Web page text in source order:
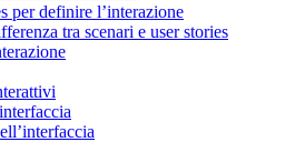
per definire l’interazione
tra scenari e user stories